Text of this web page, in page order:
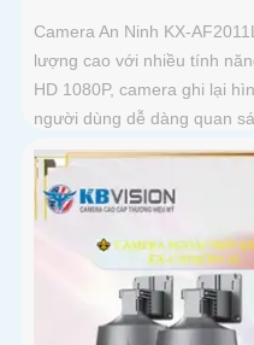
Camera An Ninh KX-
lượng cao với nhiều tính
HD 1080P, camera ghi lại
người dùng dễ dàng quan